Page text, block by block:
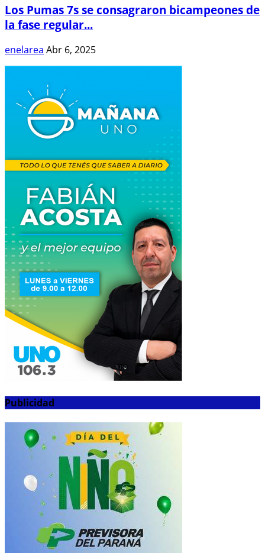
Los Pumas 7s se consagraron bicampeones de
la fase regular...
enelarea Abr 6, 2025
Publicidad